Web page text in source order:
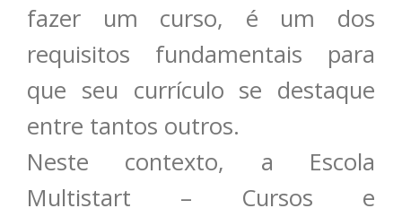
fazer um curso, é um dos
requisitos fundamentais para
que seu currículo se destaque
entre tantos outros.
Neste contexto, a Escola
Multistart – Cursos e